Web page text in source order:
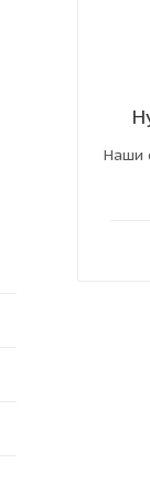
Наши